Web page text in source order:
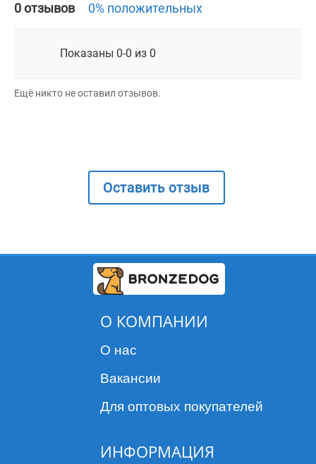
0 отзывов 0% положительных
Показаны 0-0 из 0
Ещё никто не оставил отзывов.
Оставить отзыв
О КОМПАНИИ
О нас
Вакансии
Для оптовых покупателей
ИНФОРМАЦИЯ